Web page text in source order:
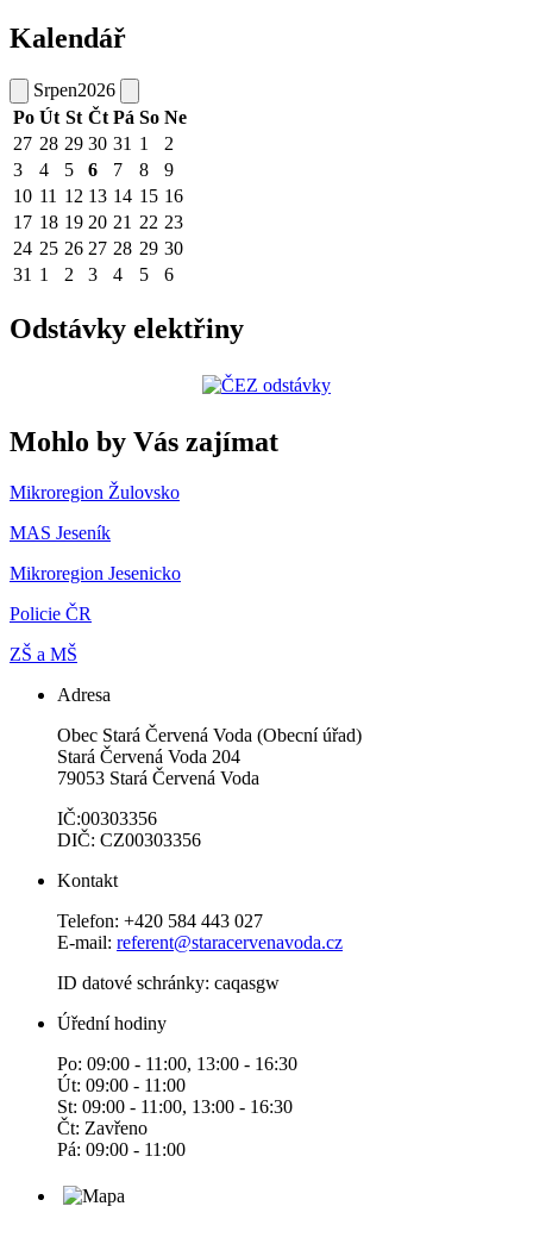
Kalendář
Srpen2026
Po Út St Čt Pá So Ne
27 28 29 30 31 1
2
3
4 5 6 7 8
9
10 11 12 13 14 15 16
17 18 19 20 21 22 23
24 25 26 27 28 29 30
31 1 2 3 4 5 6
Odstávky elektřiny
Mohlo by Vás zajímat
Mikroregion Žulovsko
MAS Jeseník
Mikroregion Jesenicko
Policie ČR
ZŠ a MŠ
Adresa
Obec Stará Červená Voda (Obecní úřad)
Stará Červená Voda 204
79053 Stará Červená Voda
IČ:00303356
DIČ: CZ00303356
Kontakt
Telefon: +420 584 443 027
E-mail: referent@staracervenavoda.cz
ID datové schránky: caqasgw
Úřední hodiny
Po: 09:00 - 11:00, 13:00 - 16:30
Út: 09:00 - 11:00
St: 09:00 - 11:00, 13:00 - 16:30
Čt: Zavřeno
Pá: 09:00 - 11:00